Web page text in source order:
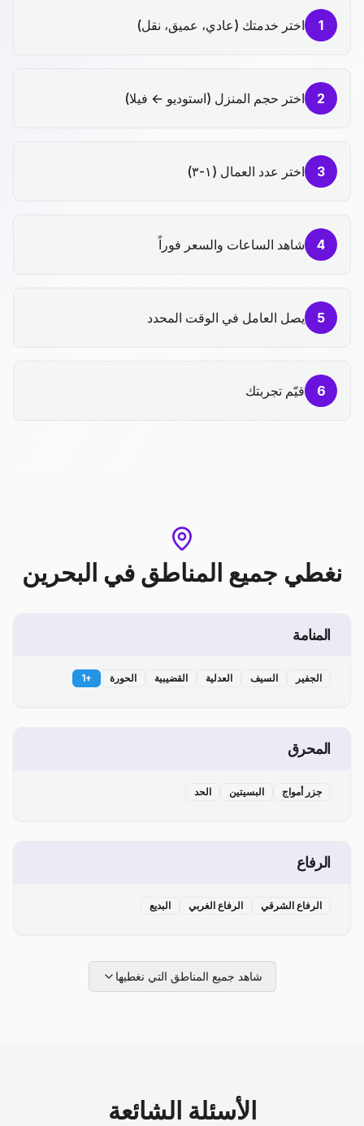
1 اختر خدمتك (عادي، عميق، نقل)
2 اختر حجم المنزل (استوديو ← فيلا)
3 اختر عدد العمال (١-٣)
4 شاهد الساعات والسعر فوراً
5 يصل العامل في الوقت المحدد
6 قيّم تجربتك
نغطي جميع المناطق في البحرين
المنامة
الجفير السيف العدلية القضيبية الحورة +
1
المحرق
جزر أمواج البسيتين الحد
الرفاع
الرفاع الشرقي الرفاع الغربي البديع
شاهد جميع المناطق التي نغطيها
الأسئلة الشائعة